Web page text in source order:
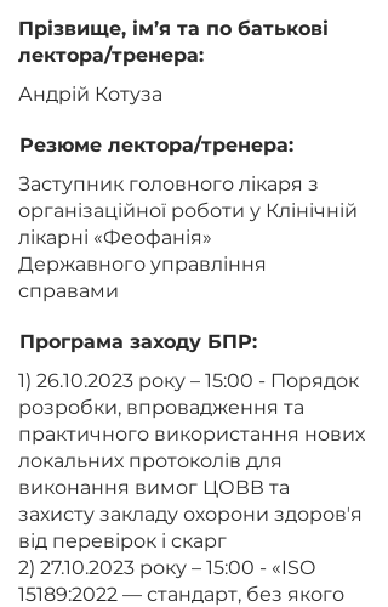
Прізвище, ім’я та по батькові
лектора/тренера:
Андрій Котуза
Резюме лектора/тренера:
Заступник головного лікаря з
організаційної роботи у Клінічній
лікарні «Феофанія»
Державного управління
справами
Програма заходу БПР:
1) 26.10.2023 року – 15:00 - Порядок
розробки, впровадження та
практичного використання нових
локальних протоколів для
виконання вимог ЦОВВ та
захисту закладу охорони здоровʼя
від перевірок і скарг
2) 27.10.2023 року – 15:00 - «ISO
15189:2022 — стандарт, без якого